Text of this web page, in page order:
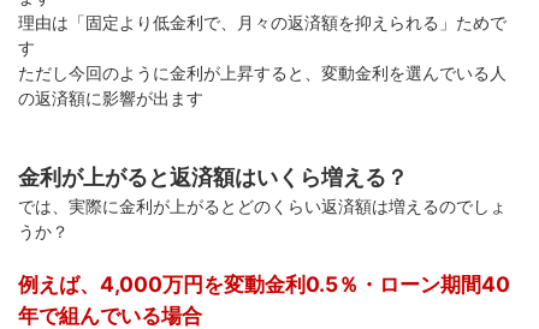
理由は「固定より低金利で、月々の返済額を抑えられる」ためで
す
ただし今回のように金利が上昇すると、変動金利を選んでいる人
の返済額に影響が出ます
金利が上がると返済額はいくら増える？
では、実際に金利が上がるとどのくらい返済額は増えるのでしょ
うか？
例えば、4,000万円を変動金利0.5％・ローン期間40
年で組んでいる場合